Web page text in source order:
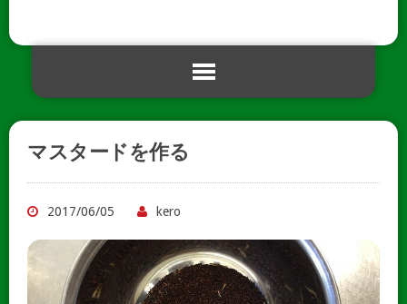
マスタードを作る
2017/06/05 kero